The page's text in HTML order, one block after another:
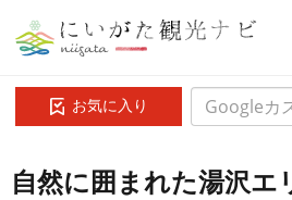
お気に入り
自然に囲まれた湯沢エ